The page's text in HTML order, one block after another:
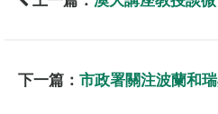
下一篇： 市政署關注波蘭和